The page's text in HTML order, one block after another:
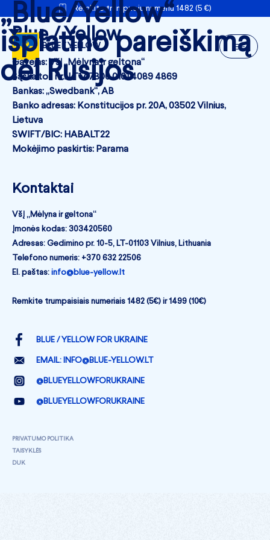
Remkite trumpuoju numeriu 1482 (5 €)
BLUE / YELLOW
„Blue/Yellow“
išplatino pareiškimą
dėl Rusijos
Blue / Yellow
Gavėjas: VšĮ „Mėlyna ir geltona“
Sąskaitos nr.: LT17 7300 0101 4089 4869
Bankas: „Swedbank“, AB
Banko adresas: Konstitucijos pr. 20A, 03502 Vilnius,
Lietuva
SWIFT/BIC: HABALT22
Mokėjimo paskirtis: Parama
Kontaktai
VšĮ „Mėlyna ir geltona“
Įmonės kodas: 303420560
Adresas: Gedimino pr. 10-5, LT-01103 Vilnius, Lithuania
Telefono numeris: +370 632 22506
El. paštas: info@blue-yellow.lt
Remkite trumpaisiais numeriais 1482 (5€) ir 1499 (10€)
BLUE / YELLOW FOR UKRAINE
EMAIL: INFO@BLUE-YELLOW.LT
@BLUEYELLOWFORUKRAINE
@BLUEYELLOWFORUKRAINE
PRIVATUMO POLITIKA
TAISYKLĖS
DUK